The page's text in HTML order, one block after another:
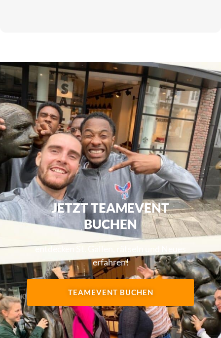
JETZT TEAMEVENT
BUCHEN
entdecken St. Gallen, rätseln und Neues
erfahren!
TEAMEVENT BUCHEN